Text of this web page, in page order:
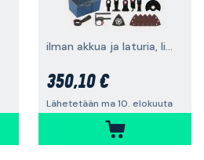
ilman akkua ja laturia, lisävarusteilla
350,10 €
Lähetetään ma 10. elokuuta